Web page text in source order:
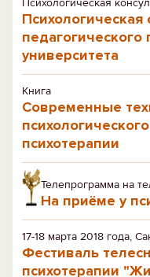
Психологическая
педагогического
университета
Книга
Современные
психотерапии
Телепрограмма на
На приёме у
17-18 марта 2018 года,
Фестиваль
психотерапии